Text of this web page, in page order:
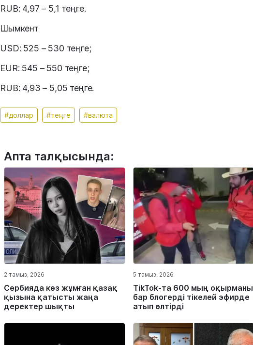
RUB: 4,97 – 5,1 теңге.
Шымкент
USD: 525 – 530 теңге;
EUR: 545 – 550 теңге;
RUB: 4,93 – 5,05 теңге.
#доллар #теңге #валюта
Апта талқысында:
2 тамыз, 2026
Сербияда көз жұмған қазақ
қызына қатысты жаңа
деректер шықты
5 тамыз, 2026
TikTok-та 600 мың оқырманы
бар блогерді тікелей эфирде
атып өлтірді